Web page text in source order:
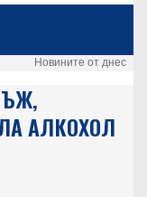
Новините от днес
АЛКОХОЛ